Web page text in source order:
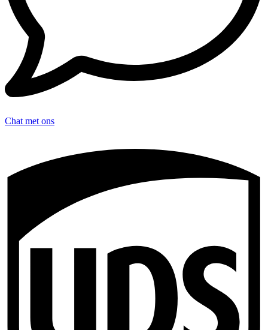
Chat met ons